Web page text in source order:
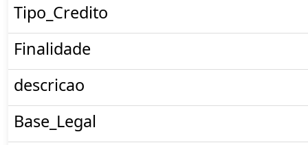
Tipo_Credito
Finalidade
descricao
Base_Legal